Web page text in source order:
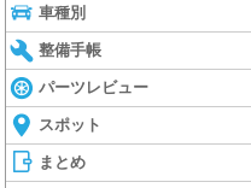
車種別
整備手帳
パーツレビュー
スポット
まとめ